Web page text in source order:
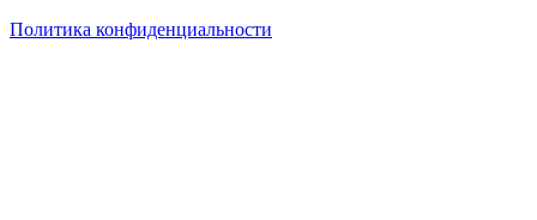
Политика конфиденциальности